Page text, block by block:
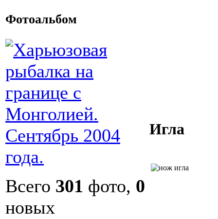
Фотоальбом
Всего 301 фото, 0
новых
Игла